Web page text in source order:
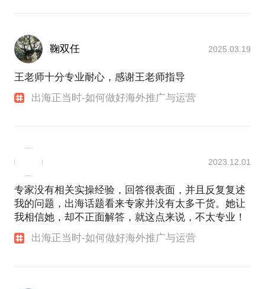
公众号:
出海方向 「走出海吧」
个人成长方向「D姐AI指北」
鞠双任 2025.03.19
王老师十分专业耐心，感谢王老师指导
出海正当时-如何做好海外推广与运营
2023.12.01
专家没有相关实操经验，回答很表面，并且反复复述
我的问题，出海话题看来专家并没有太多干货。她让
我相信她，却不正面解答，就这点来说，不太专业！
出海正当时-如何做好海外推广与运营